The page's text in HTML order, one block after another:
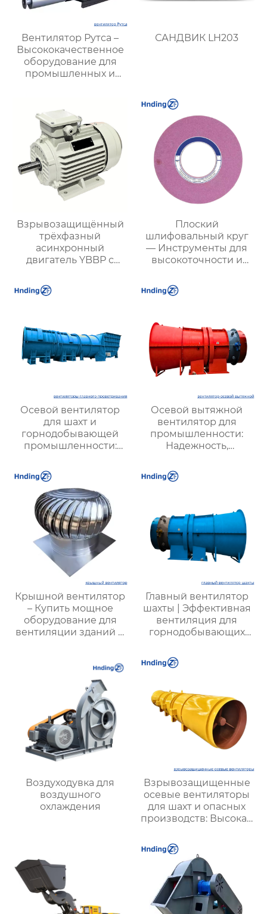
Вентилятор Рутса –
Высококачественное
оборудование для
промышленных и
САНДВИК LH203
Взрывозащищённый
трёхфазный
асинхронный
двигатель YBBP с
регулированием
Плоский
шлифовальный круг
— Инструменты для
высокоточности и
обработки
Осевой вентилятор
для шахт и
горнодобывающей
промышленности:
производительность и
надежность
Осевой вытяжной
вентилятор для
промышленности:
Надежность,
и Высокая
Производительность
Крышной вентилятор
– Купить мощное
оборудование для
вентиляции зданий и
Главный вентилятор
шахты | Эффективная
вентиляция для
горнодобывающих
Надежные системы
безопасности
Воздуходувка для
воздушного
охлаждения
Взрывозащищенные
осевые вентиляторы
для шахт и опасных
производств: Высокая
безопасность